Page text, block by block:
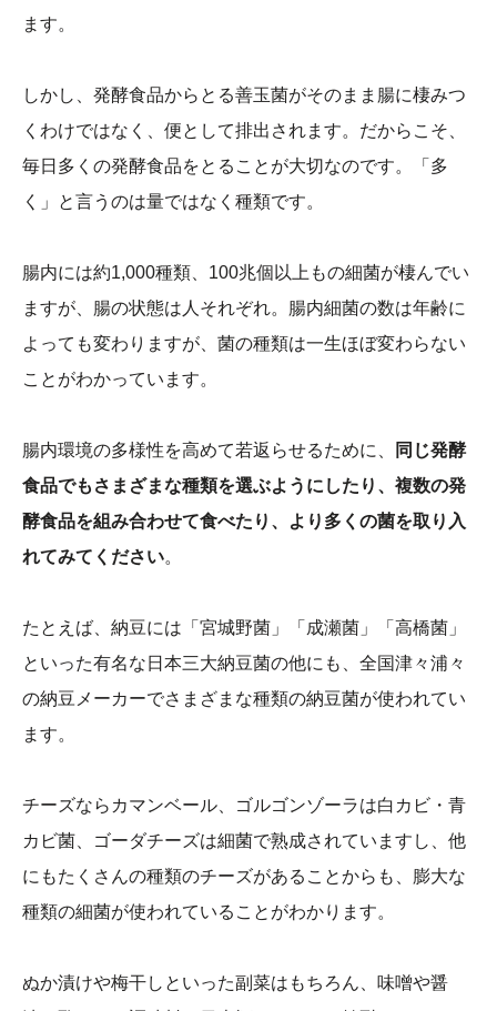
ます。
しかし、発酵食品からとる善玉菌がそのまま腸に棲みつ
くわけではなく、便として排出されます。だからこそ、
毎日多くの発酵食品をとることが大切なのです。「多
く」と言うのは量ではなく種類です。
腸内には約1,000種類、100兆個以上もの細菌が棲んでい
ますが、腸の状態は人それぞれ。腸内細菌の数は年齢に
よっても変わりますが、菌の種類は一生ほぼ変わらない
ことがわかっています。
腸内環境の多様性を高めて若返らせるために、
同じ発酵
食品でもさまざまな種類を選ぶようにしたり、複数の発
酵食品を組み合わせて食べたり、より多くの菌を取り入
れてみてください。
たとえば、納豆には「宮城野菌」「成瀬菌」「高橋菌」
といった有名な日本三大納豆菌の他にも、全国津々浦々
の納豆メーカーでさまざまな種類の納豆菌が使われてい
ます。
チーズならカマンベール、ゴルゴンゾーラは白カビ・青
カビ菌、ゴーダチーズは細菌で熟成されていますし、他
にもたくさんの種類のチーズがあることからも、膨大な
種類の細菌が使われていることがわかります。
ぬか漬けや梅干しといった副菜はもちろん、味噌や醤